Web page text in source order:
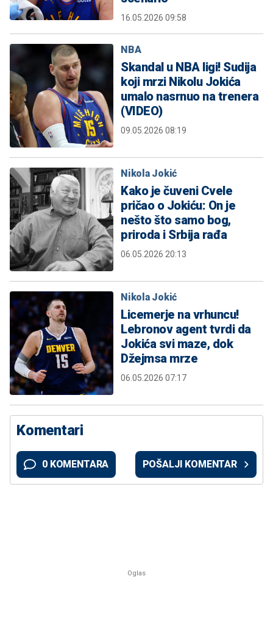
16.05.2026 09:58
NBA
Skandal u NBA ligi! Sudija
koji mrzi Nikolu Jokića
umalo nasrnuo na trenera
(VIDEO)
09.05.2026 08:19
Nikola Jokić
Kako je čuveni Cvele
pričao o Jokiću: On je
nešto što samo bog,
priroda i Srbija rađa
06.05.2026 20:13
Nikola Jokić
Licemerje na vrhuncu!
Lebronov agent tvrdi da
Jokića svi maze, dok
Džejmsa mrze
06.05.2026 07:17
Komentari
0 KOMENTARA POŠALJI KOMENTAR